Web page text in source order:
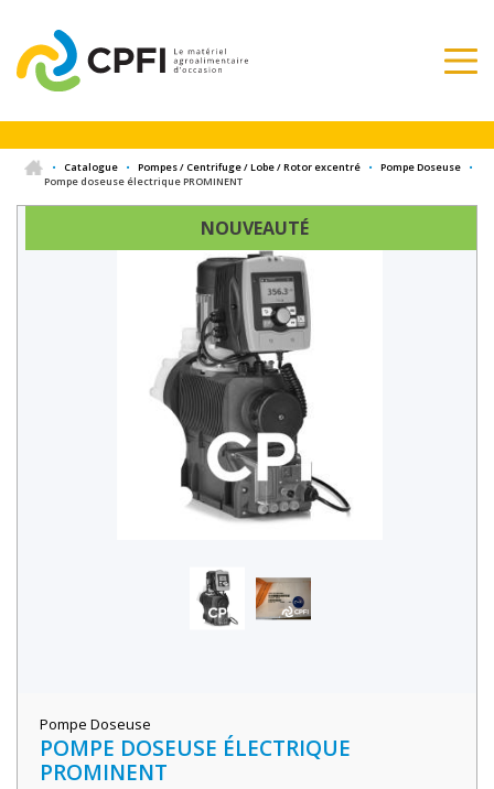
• Catalogue • Pompes / Centrifuge / Lobe / Rotor excentré • Pompe Doseuse
•
Pompe doseuse électrique PROMINENT
NOUVEAUTÉ
Pompe Doseuse
POMPE DOSEUSE ÉLECTRIQUE
PROMINENT